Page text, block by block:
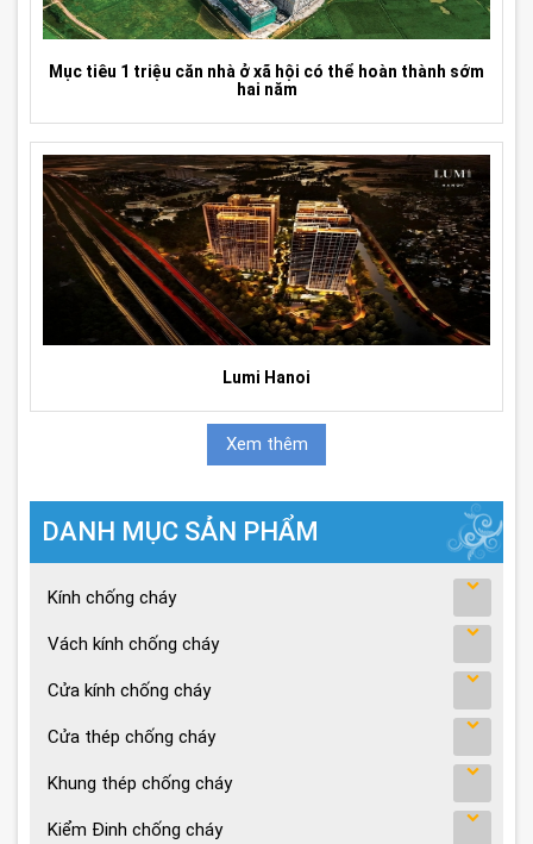
Mục tiêu 1 triệu căn nhà ở xã hội có thể hoàn thành sớm
hai năm
Lumi Hanoi
Xem thêm
DANH MỤC SẢN PHẨM
Kính chống cháy
Vách kính chống cháy
Cửa kính chống cháy
Cửa thép chống cháy
Khung thép chống cháy
Kiểm Đinh chống cháy